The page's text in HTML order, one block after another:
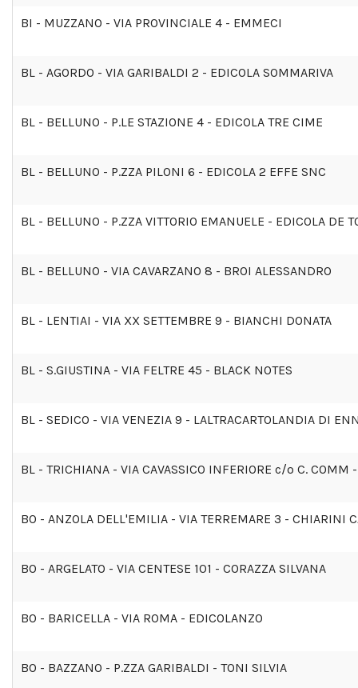
BI - MUZZANO - VIA PROVINCIALE 4 - EMMECI
BL - AGORDO - VIA GARIBALDI 2 - EDICOLA SOMMARIVA
BL - BELLUNO - P.LE STAZIONE 4 - EDICOLA TRE CIME
BL - BELLUNO - P.ZZA PILONI 6 - EDICOLA 2 EFFE SNC
BL - BELLUNO - P.ZZA VITTORIO EMANUELE - EDICOLA DE
BL - BELLUNO - VIA CAVARZANO 8 - BROI ALESSANDRO
BL - LENTIAI - VIA XX SETTEMBRE 9 - BIANCHI DONATA
BL - S.GIUSTINA - VIA FELTRE 45 - BLACK NOTES
BL - SEDICO - VIA VENEZIA 9 - LALTRACARTOLANDIA DI
BL - TRICHIANA - VIA CAVASSICO INFERIORE c/o C. COMM
BO - ANZOLA DELL'EMILIA - VIA TERREMARE 3 - CHIARINI
BO - ARGELATO - VIA CENTESE 101 - CORAZZA SILVANA
BO - BARICELLA - VIA ROMA - EDICOLANZO
BO - BAZZANO - P.ZZA GARIBALDI - TONI SILVIA